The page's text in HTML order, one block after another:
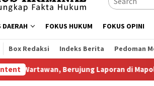
DAERAH FOKUS HUKUM FOKUS OPINI
Box Redaksi Indeks Berita Pedoman
di Mapolda Jambi Masyarakat